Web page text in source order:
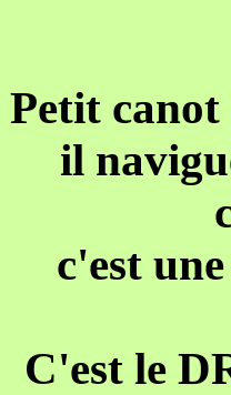
Petit canot
il
c'est
C'est le